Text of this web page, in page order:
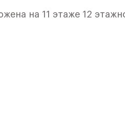
на 11 этаже 12